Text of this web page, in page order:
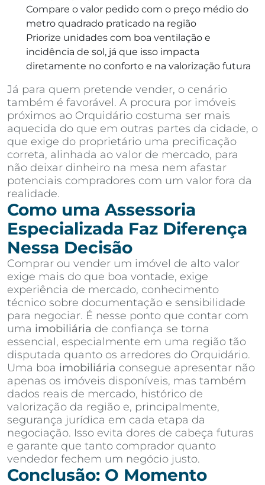
Compare o valor pedido com o preço médio do
metro quadrado praticado na região
Priorize unidades com boa ventilação e
incidência de sol, já que isso impacta
diretamente no conforto e na valorização futura
Já para quem pretende vender, o cenário
também é favorável. A procura por imóveis
próximos ao Orquidário costuma ser mais
aquecida do que em outras partes da cidade, o
que exige do proprietário uma precificação
correta, alinhada ao valor de mercado, para
não deixar dinheiro na mesa nem afastar
potenciais compradores com um valor fora da
realidade.
Como uma Assessoria
Especializada Faz Diferença
Nessa Decisão
Comprar ou vender um imóvel de alto valor
exige mais do que boa vontade, exige
experiência de mercado, conhecimento
técnico sobre documentação e sensibilidade
para negociar. É nesse ponto que contar com
uma imobiliária de confiança se torna
essencial, especialmente em uma região tão
disputada quanto os arredores do Orquidário.
Uma boa imobiliária consegue apresentar não
apenas os imóveis disponíveis, mas também
dados reais de mercado, histórico de
valorização da região e, principalmente,
segurança jurídica em cada etapa da
negociação. Isso evita dores de cabeça futuras
e garante que tanto comprador quanto
vendedor fechem um negócio justo.
Conclusão: O Momento